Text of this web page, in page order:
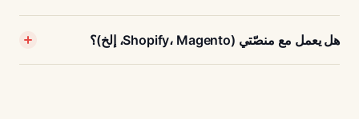
هل يعمل مع منصّتي (Shopify، Magento، إلخ)؟